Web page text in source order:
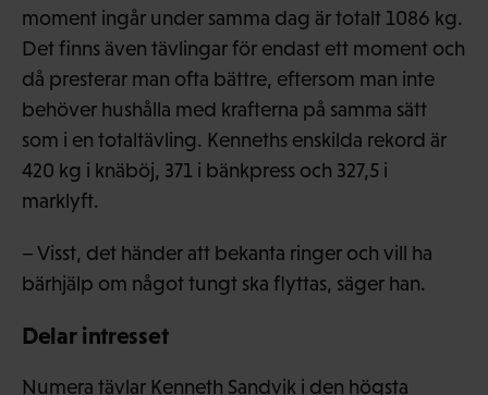
moment ingår under samma dag är totalt 1086 kg.
Det finns även tävlingar för endast ett moment och
då presterar man ofta bättre, eftersom man inte
behöver hushålla med krafterna på samma sätt
som i en totaltävling. Kenneths enskilda rekord är
420 kg i knäböj, 371 i bänkpress och 327,5 i
marklyft.
– Visst, det händer att bekanta ringer och vill ha
bärhjälp om något tungt ska flyttas, säger han.
Delar intresset
Numera tävlar Kenneth Sandvik i den högsta